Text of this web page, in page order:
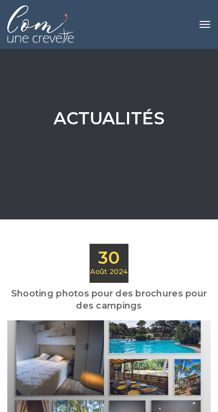
ACTUALITÉS
30
Août 2024
Shooting photos pour des brochures pour
des campings